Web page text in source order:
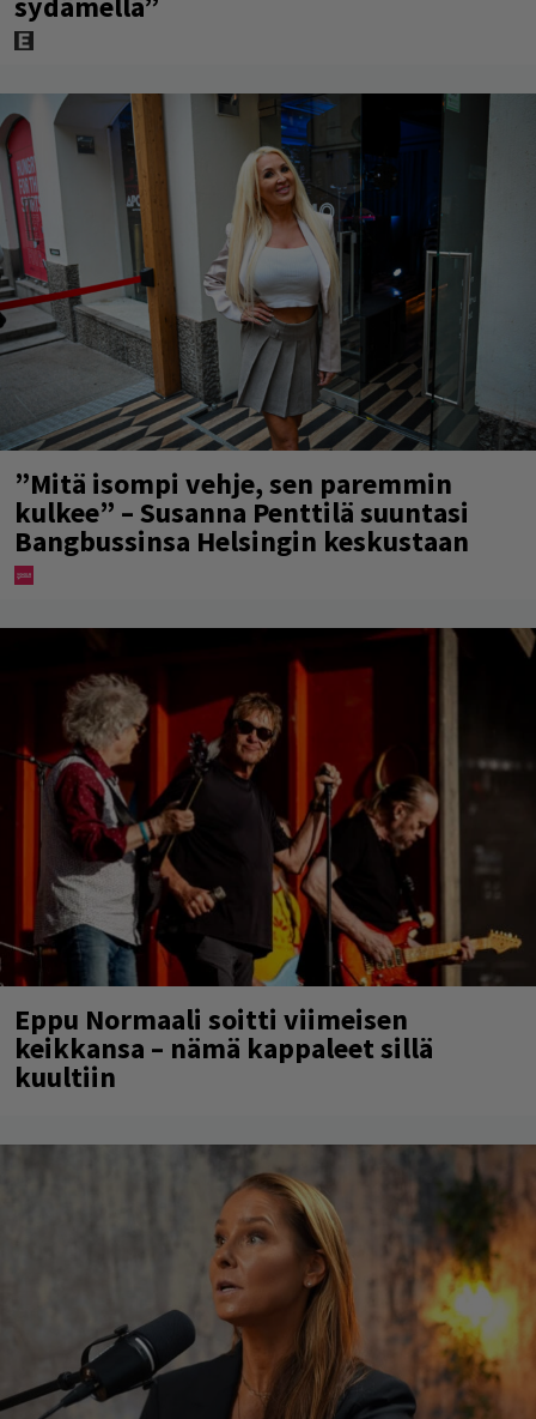
”Mitä isompi vehje, sen paremmin
kulkee” – Susanna Penttilä suuntasi
Bangbussinsa Helsingin keskustaan
Eppu Normaali soitti viimeisen
keikkansa – nämä kappaleet sillä
kuultiin